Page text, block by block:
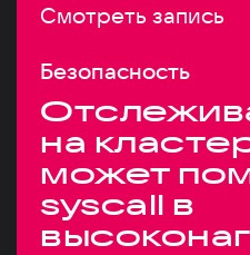
Смотреть запись
Безопасность
на
может
syscall в